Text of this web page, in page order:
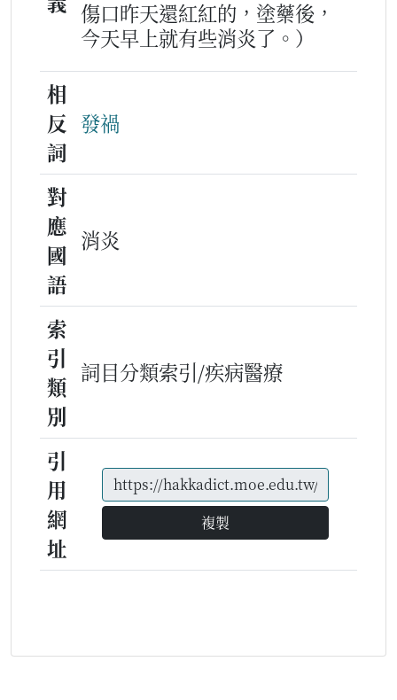
傷口昨天還紅紅的，塗藥後，
今天早上就有些消炎了。）
相
反
詞
發禍
對
應
國
語
消炎
索
引
類
別
詞目分類索引/疾病醫療
引
用
網
址
複製